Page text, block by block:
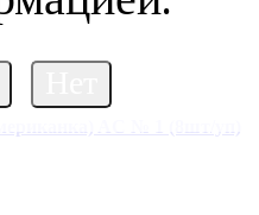
AC № 1 (8шт/уп)